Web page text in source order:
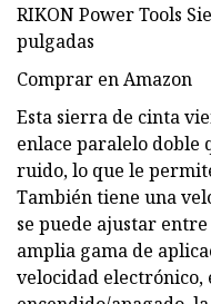
RIKON Power Tools
pulgadas
Comprar en Amazon
Esta sierra de cinta
enlace paralelo doble
ruido, lo que le
También tiene una
se puede ajustar
amplia gama de
velocidad